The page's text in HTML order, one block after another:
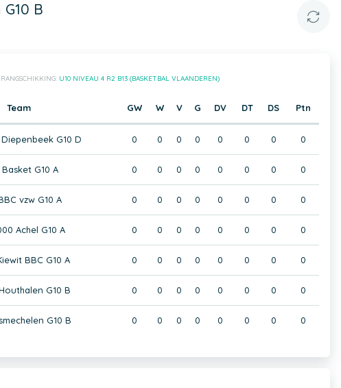
B
RANGSCHIKKING: U10 NIVEAU 4 R2 B13 (BASKETBAL VLAANDEREN)
Team GW W V G DV DT DS Ptn
Diepenbeek G10 D 0 0 0 0 0 0 0 0
G10 A 0 0 0 0 0 0 0 0
vzw G10 A 0 0 0 0 0 0 0 0
Achel G10 A 0 0 0 0 0 0 0 0
BBC G10 A 0 0 0 0 0 0 0 0
G10 B 0 0 0 0 0 0 0 0
G10 B 0 0 0 0 0 0 0 0